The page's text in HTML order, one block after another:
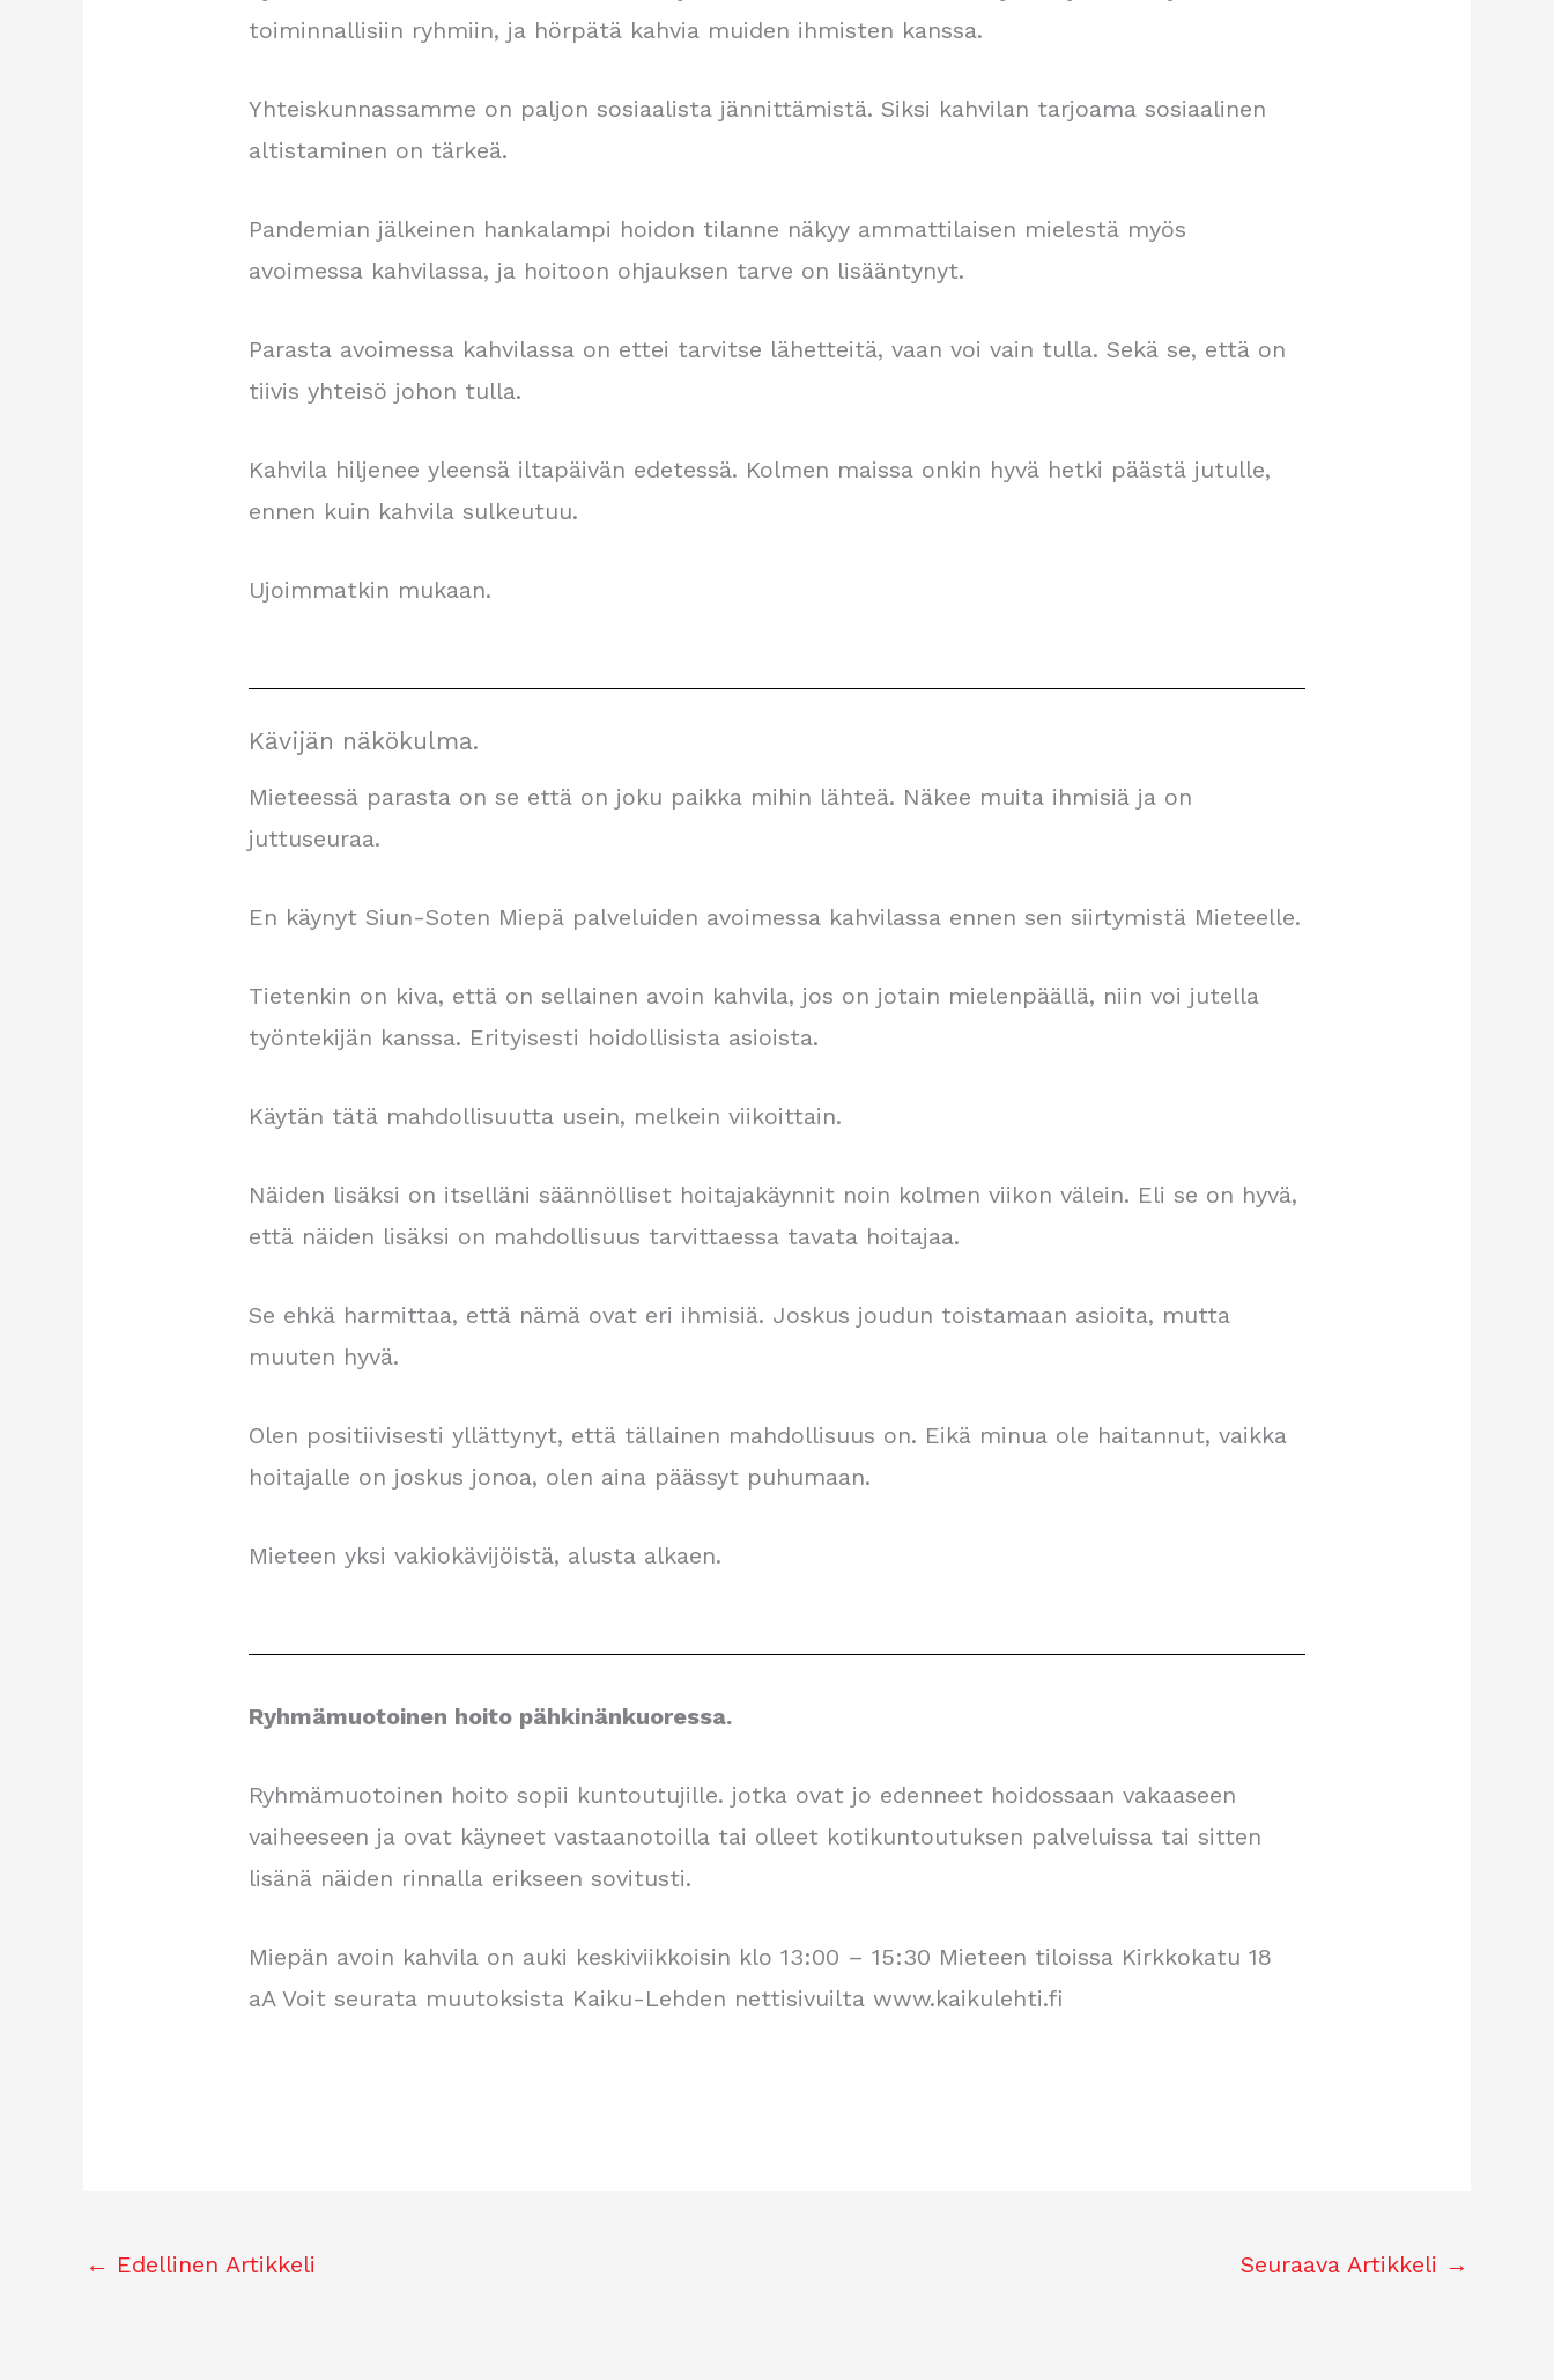
toiminnallisiin ryhmiin, ja hörpätä kahvia muiden ihmisten kanssa.
Yhteiskunnassamme on paljon sosiaalista jännittämistä. Siksi kahvilan tarjoama sosiaalinen
altistaminen on tärkeä.
Pandemian jälkeinen hankalampi hoidon tilanne näkyy ammattilaisen mielestä myös
avoimessa kahvilassa, ja hoitoon ohjauksen tarve on lisääntynyt.
Parasta avoimessa kahvilassa on ettei tarvitse lähetteitä, vaan voi vain tulla. Sekä se, että on
tiivis yhteisö johon tulla.
Kahvila hiljenee yleensä iltapäivän edetessä. Kolmen maissa onkin hyvä hetki päästä jutulle,
ennen kuin kahvila sulkeutuu.
Ujoimmatkin mukaan.
Kävijän näkökulma.
Mieteessä parasta on se että on joku paikka mihin lähteä. Näkee muita ihmisiä ja on
juttuseuraa.
En käynyt Siun-Soten Miepä palveluiden avoimessa kahvilassa ennen sen siirtymistä Mieteelle.
Tietenkin on kiva, että on sellainen avoin kahvila, jos on jotain mielenpäällä, niin voi jutella
työntekijän kanssa. Erityisesti hoidollisista asioista.
Käytän tätä mahdollisuutta usein, melkein viikoittain.
Näiden lisäksi on itselläni säännölliset hoitajakäynnit noin kolmen viikon välein. Eli se on hyvä,
että näiden lisäksi on mahdollisuus tarvittaessa tavata hoitajaa.
Se ehkä harmittaa, että nämä ovat eri ihmisiä. Joskus joudun toistamaan asioita, mutta
muuten hyvä.
Olen positiivisesti yllättynyt, että tällainen mahdollisuus on. Eikä minua ole haitannut, vaikka
hoitajalle on joskus jonoa, olen aina päässyt puhumaan.
Mieteen yksi vakiokävijöistä, alusta alkaen.
Ryhmämuotoinen hoito pähkinänkuoressa.
Ryhmämuotoinen hoito sopii kuntoutujille. jotka ovat jo edenneet hoidossaan vakaaseen
vaiheeseen ja ovat käyneet vastaanotoilla tai olleet kotikuntoutuksen palveluissa tai sitten
lisänä näiden rinnalla erikseen sovitusti.
Miepän avoin kahvila on auki keskiviikkoisin klo 13:00 – 15:30 Mieteen tiloissa Kirkkokatu 18
aA Voit seurata muutoksista Kaiku-Lehden nettisivuilta www.kaikulehti.fi
← Edellinen Artikkeli Seuraava Artikkeli →